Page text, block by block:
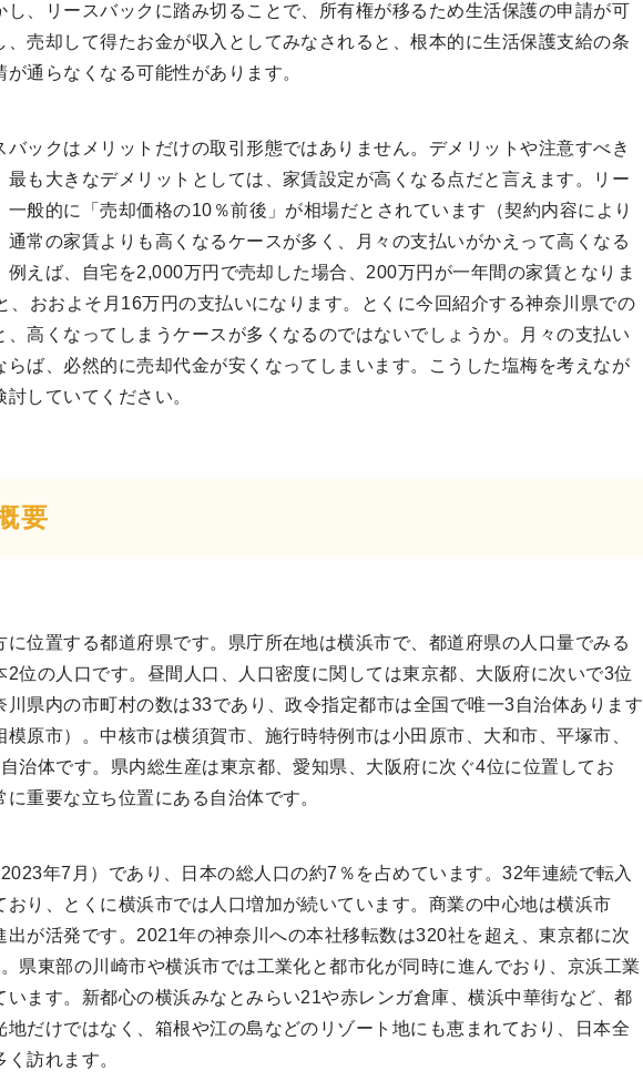
し、リースバックに踏み切ることで、所有権が移るため生活保護の申請が可
、売却して得たお金が収入としてみなされると、根本的に生活保護支給の条
通らなくなる可能性があります。
バックはメリットだけの取引形態ではありません。デメリットや注意すべき
最も大きなデメリットとしては、家賃設定が高くなる点だと言えます。リー
一般的に「売却価格の10％前後」が相場だとされています（契約内容により
通常の家賃よりも高くなるケースが多く、月々の支払いがかえって高くなる
例えば、自宅を2,000万円で売却した場合、200万円が一年間の家賃となりま
、おおよそ月16万円の支払いになります。とくに今回紹介する神奈川県での
、高くなってしまうケースが多くなるのではないでしょうか。月々の支払い
らば、必然的に売却代金が安くなってしまいます。こうした塩梅を考えなが
していてください。
要
に位置する都道府県です。県庁所在地は横浜市で、都道府県の人口量でみる
2位の人口です。昼間人口、人口密度に関しては東京都、大阪府に次いで3位
川県内の市町村の数は33であり、政令指定都市は全国で唯一3自治体あります
模原市）。中核市は横須賀市、施行時特例市は小田原市、大和市、平塚市、
治体です。県内総生産は東京都、愛知県、大阪府に次ぐ4位に位置してお
に重要な立ち位置にある自治体です。
年7月）であり、日本の総人口の約7％を占めています。32年連続で転入
おり、とくに横浜市では人口増加が続いています。商業の中心地は横浜市
出が活発です。2021年の神奈川への本社移転数は320社を超え、東京都に次
県東部の川崎市や横浜市では工業化と都市化が同時に進んでおり、京浜工業
います。新都心の横浜みなとみらい21や赤レンガ倉庫、横浜中華街など、都
地だけではなく、箱根や江の島などのリゾート地にも恵まれており、日本全
訪れます。